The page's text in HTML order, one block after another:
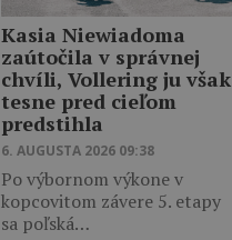
Kasia Niewiadoma
zaútočila v správnej
chvíli, Vollering ju však
tesne pred cieľom
predstihla
6. AUGUSTA 2026 09:38
Po výbornom výkone v
kopcovitom závere 5. etapy
sa poľská…